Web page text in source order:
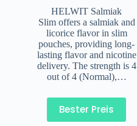
HELWIT Salmiak
Slim offers a salmiak and
licorice flavor in slim
pouches, providing long-
lasting flavor and nicotine
delivery. The strength is 4
out of 4 (Normal),…
Bester Preis